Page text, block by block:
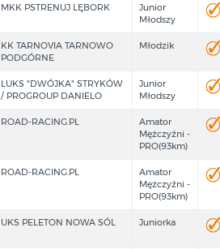
MKK PSTRENUJ LĘBORK
Junior
Młodszy
KK TARNOVIA TARNOWO
PODGÓRNE
Młodzik
LUKS "DWÓJKA" STRYKÓW
/ PROGROUP DANIELO
Junior
Młodszy
ROAD-RACING.PL
Amator
Mężczyźni -
PRO(93km)
ROAD-RACING.PL
Amator
Mężczyźni -
PRO(93km)
UKS PELETON NOWA SÓL Juniorka